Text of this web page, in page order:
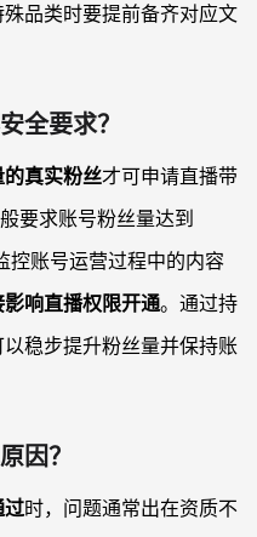
品类时要提前备齐对应文
全要求？
真实粉丝才可申请直播带
要求账号粉丝量达到
控账号运营过程中的内容
响直播权限开通。通过持
稳步提升粉丝量并保持账
因？
过时，问题通常出在资质不